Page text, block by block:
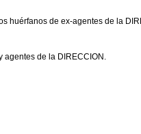
huérfanos de ex-agentes de la
agentes de la DIRECCION.